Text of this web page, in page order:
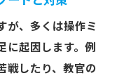
が、多くは操作ミ
に起因します。例
戦したり、教官の